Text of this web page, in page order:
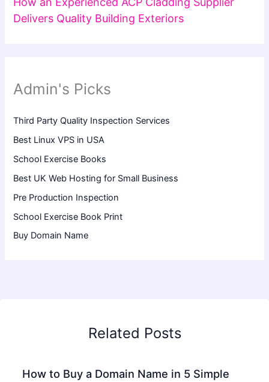
Delivers Quality Building Exteriors
Admin's Picks
Third Party Quality Inspection Services
Best Linux VPS in USA
School Exercise Books
Best UK Web Hosting for Small Business
Pre Production Inspection
School Exercise Book Print
Buy Domain Name
Related Posts
How to Buy a Domain Name in 5 Simple